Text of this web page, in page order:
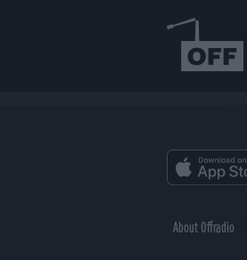
About Offradio